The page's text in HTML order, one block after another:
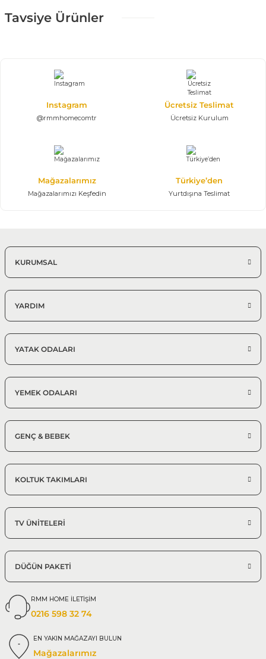
Tavsiye Ürünler
Instagram
@rmmhomecomtr
Ücretsiz Teslimat
Ücretsiz Kurulum
Mağazalarımız
Mağazalarımızı Keşfedin
Türkiye’den
Yurtdışına Teslimat
KURUMSAL
YARDIM
YATAK ODALARI
YEMEK ODALARI
GENÇ & BEBEK
KOLTUK TAKIMLARI
TV ÜNİTELERİ
DÜĞÜN PAKETİ
RMM HOME İLETİŞİM
0216 598 32 74
EN YAKIN MAĞAZAYI BULUN
Mağazalarımız